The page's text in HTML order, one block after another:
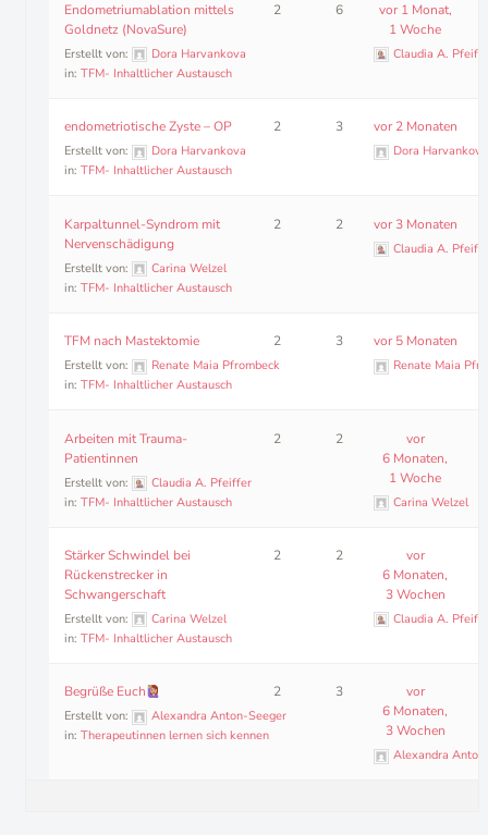
Endometriumablation mittels
Goldnetz (NovaSure)
Erstellt von:
Dora Harvankova
in: TFM- Inhaltlicher Austausch
2 6
vor 1 Monat,
1 Woche
Claudia A.
endometriotische Zyste – OP
Erstellt von:
Dora Harvankova
in: TFM- Inhaltlicher Austausch
2 3 vor 2 Monaten
Dora Harvankova
Karpaltunnel-Syndrom mit
Nervenschädigung
Erstellt von:
Carina Welzel
in: TFM- Inhaltlicher Austausch
2 2 vor 3 Monaten
Claudia A.
TFM nach Mastektomie
Erstellt von:
Renate Maia Pfrombeck
in: TFM- Inhaltlicher Austausch
2 3 vor 5 Monaten
Renate Maia
Arbeiten mit Trauma-
Patientinnen
Erstellt von:
Claudia A. Pfeiffer
in: TFM- Inhaltlicher Austausch
2 2
vor
6 Monaten,
1 Woche
Carina Welzel
Stärker Schwindel bei
Rückenstrecker in
Schwangerschaft
Erstellt von:
Carina Welzel
in: TFM- Inhaltlicher Austausch
2 2
vor
6 Monaten,
3 Wochen
Claudia A.
Begrüße Euch
Erstellt von:
Alexandra Anton-Seeger
in: Therapeutinnen lernen sich kennen
2 3
vor
6 Monaten,
3 Wochen
Alexandra